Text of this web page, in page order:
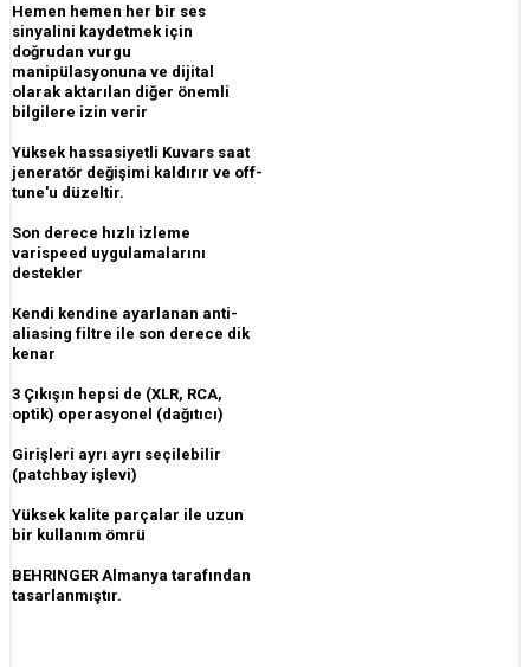
Hemen hemen her bir ses
sinyalini kaydetmek için
doğrudan vurgu
manipülasyonuna ve dijital
olarak aktarılan diğer önemli
bilgilere izin verir
Yüksek hassasiyetli Kuvars saat
jeneratör değişimi kaldırır ve off-
tune'u düzeltir.
Son derece hızlı izleme
varispeed uygulamalarını
destekler
Kendi kendine ayarlanan anti-
aliasing filtre ile son derece dik
kenar
3 Çıkışın hepsi de (XLR, RCA,
optik) operasyonel (dağıtıcı)
Girişleri ayrı ayrı seçilebilir
(patchbay işlevi)
Yüksek kalite parçalar ile uzun
bir kullanım ömrü
BEHRINGER Almanya tarafından
tasarlanmıştır.